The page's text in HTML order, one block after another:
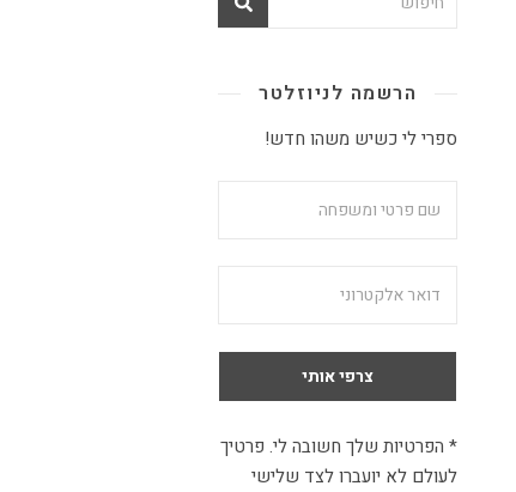
הרשמה לניוזלטר
ספרי לי כשיש משהו חדש!
* הפרטיות שלך חשובה לי. פרטיך
לעולם לא יועברו לצד שלישי